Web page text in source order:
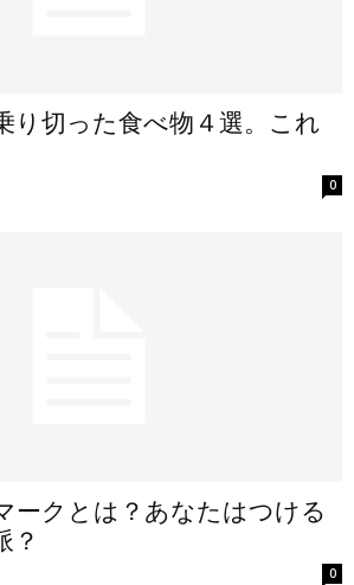
り切った食べ物４選。これ
0
ークとは？あなたはつける
？
0